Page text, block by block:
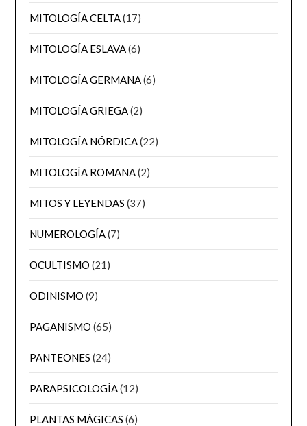
MITOLOGÍA CELTA(17)
MITOLOGÍA ESLAVA(6)
MITOLOGÍA GERMANA(6)
MITOLOGÍA GRIEGA(2)
MITOLOGÍA NÓRDICA(22)
MITOLOGÍA ROMANA(2)
MITOS Y LEYENDAS (37)
NUMEROLOGÍA(7)
OCULTISMO (21)
ODINISMO (9)
PAGANISMO (65)
PANTEONES (24)
PARAPSICOLOGÍA(12)
PLANTAS MÁGICAS (6)